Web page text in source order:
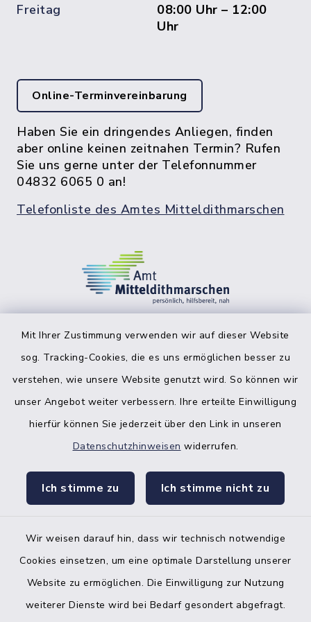
Mit Ihrer Zustimmung verwenden wir auf dieser Website
sog. Tracking-Cookies, die es uns ermöglichen besser zu
verstehen, wie unsere Website genutzt wird. So können wir
unser Angebot weiter verbessern. Ihre erteilte Einwilligung
hierfür können Sie jederzeit über den Link in unseren
Datenschutzhinweisen widerrufen.
Ich stimme zu Ich stimme nicht zu
Wir weisen darauf hin, dass wir technisch notwendige
Cookies einsetzen, um eine optimale Darstellung unserer
Website zu ermöglichen. Die Einwilligung zur Nutzung
weiterer Dienste wird bei Bedarf gesondert abgefragt.
Freitag
08:00 Uhr – 12:00
Uhr
Online-Terminvereinbarung
Haben Sie ein dringendes Anliegen, finden
aber online keinen zeitnahen Termin? Rufen
Sie uns gerne unter der Telefonnummer
04832 6065 0 an!
Telefonliste des Amtes Mitteldithmarschen
facebook
Bankverbindung der Amtskasse
Kontakt
Datenschutz
Impressum